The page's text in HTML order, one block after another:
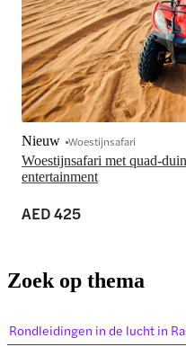
Woestijnsafari met quad-
entertainment
Nieuw Woestijnsafari
AED 425
Zoek op thema
Rondleidingen in de lucht in